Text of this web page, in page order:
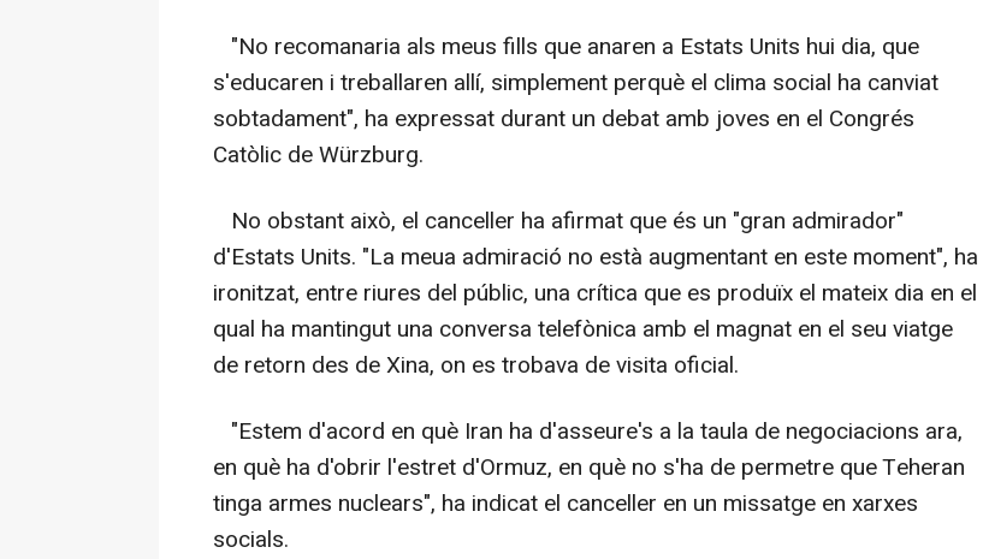
"No recomanaria als meus fills que anaren a Estats Units hui dia, que
s'educaren i treballaren allí, simplement perquè el clima social ha canviat
sobtadament", ha expressat durant un debat amb joves en el Congrés
Catòlic de Würzburg.
No obstant això, el canceller ha afirmat que és un "gran admirador"
d'Estats Units. "La meua admiració no està augmentant en este moment", ha
ironitzat, entre riures del públic, una crítica que es produïx el mateix dia en el
qual ha mantingut una conversa telefònica amb el magnat en el seu viatge
de retorn des de Xina, on es trobava de visita oficial.
"Estem d'acord en què Iran ha d'asseure's a la taula de negociacions ara,
en què ha d'obrir l'estret d'Ormuz, en què no s'ha de permetre que Teheran
tinga armes nuclears", ha indicat el canceller en un missatge en xarxes
socials.